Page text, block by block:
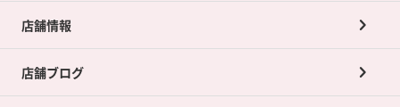
店舗情報
店舗ブログ